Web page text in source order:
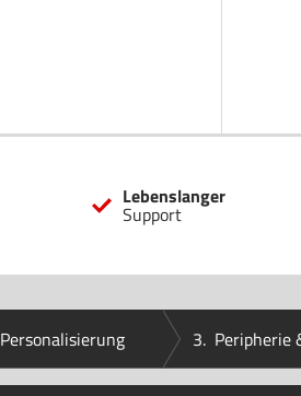
Lebenslanger
Support
Personalisierung 3. Peripherie